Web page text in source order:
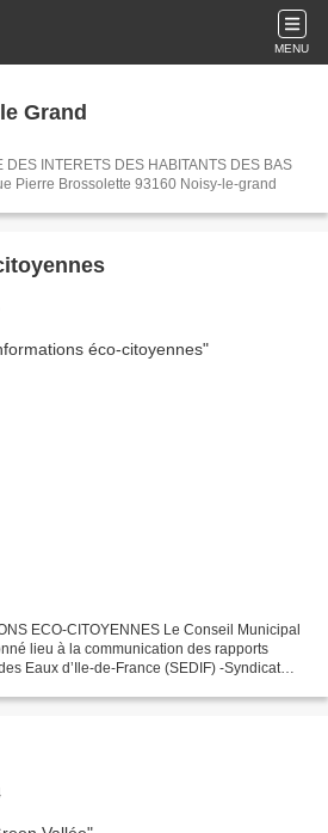
MENU
Grand
DES INTERETS DES HABITANTS DES BAS
Pierre Brossolette 93160 Noisy-le-grand
ECO-CITOYENNES Le Conseil Municipal
lieu à la communication des rapports
Eaux d’Ile-de-France (SEDIF) -Syndicat